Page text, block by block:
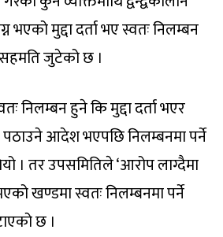
मुद्दा दर्ता भए स्वतः निलम्बन
जुटेको छ ।
निलम्बन हुने कि मुद्दा दर्ता भएर
पठाउने आदेश भएपछि निलम्बनमा पर्ने
। तर उपसमितिले ‘आरोप लाग्दैमा
खण्डमा स्वतः निलम्बनमा पर्ने
छ ।